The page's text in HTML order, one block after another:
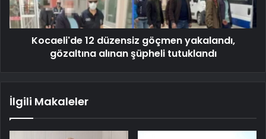
Kocaeli'de 12 düzensiz göçmen yakalandı,
gözaltına alınan şüpheli tutuklandı
İlgili Makaleler